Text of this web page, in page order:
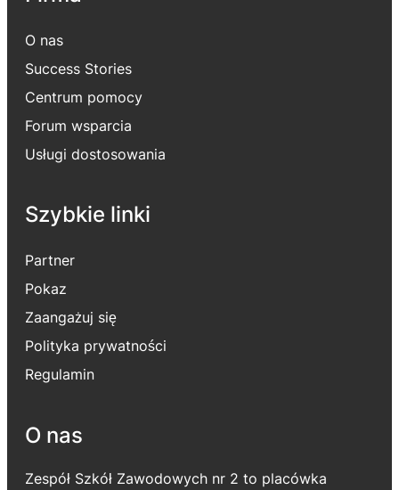
O nas
Success Stories
Centrum pomocy
Forum wsparcia
Usługi dostosowania
Szybkie linki
Partner
Pokaz
Zaangażuj się
Polityka prywatności
Regulamin
O nas
Zespół Szkół Zawodowych nr 2 to placówka